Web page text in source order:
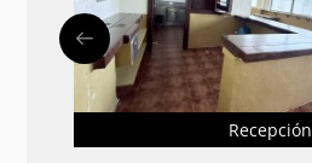
Recepción